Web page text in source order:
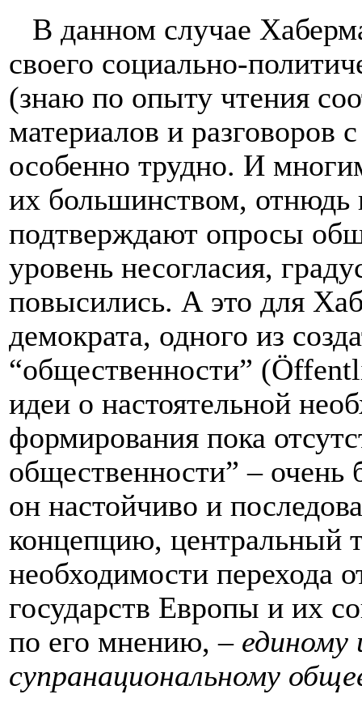
В данном случае
своего социально-
(знаю по опыту чтения
материалов и разговоров
особенно трудно. И
их большинством, отнюдь
подтверждают опросы
уровень несогласия,
повысились. А это для
демократа, одного из
“общественности”
идеи о настоятельной
формирования пока
общественности” –
он настойчиво и
концепцию, центральный
необходимости перехода
государств Европы и их
по его мнению, – единому
супранациональному